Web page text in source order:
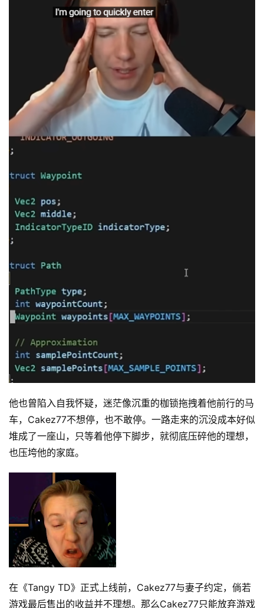
原
创
专
栏
业
动
态
碎
碎
念
推
荐
&
工
于
&
留
言
登录 注册
他也曾陷入自我怀疑，迷茫像沉重的枷锁拖拽着他前行的马
车，Cakez77不想停，也不敢停。一路走来的沉没成本好似
堆成了一座山，只等着他停下脚步，就彻底压碎他的理想，
也压垮他的家庭。
在《Tangy TD》正式上线前，Cakez77与妻子约定，倘若
游戏最后售出的收益并不理想。那么Cakez77只能放弃游戏